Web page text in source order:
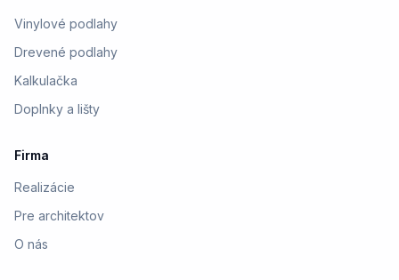
Vinylové podlahy
Drevené podlahy
Kalkulačka
Doplnky a lišty
Firma
Realizácie
Pre architektov
O nás